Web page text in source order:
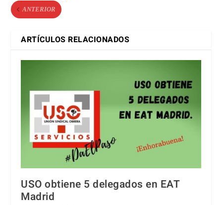
ANTERIOR
ARTÍCULOS RELACIONADOS
USO obtiene 5 delegados en EAT
Madrid